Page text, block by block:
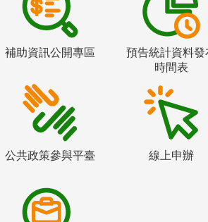
補助資訊公開專區
預告統計資料發
時間表
公共政策參與平臺 線上申辦